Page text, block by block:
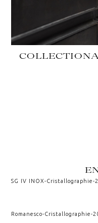
COLLECTION
SG IV INOX-Cristallographie-
Romanesco-Cristallographie-